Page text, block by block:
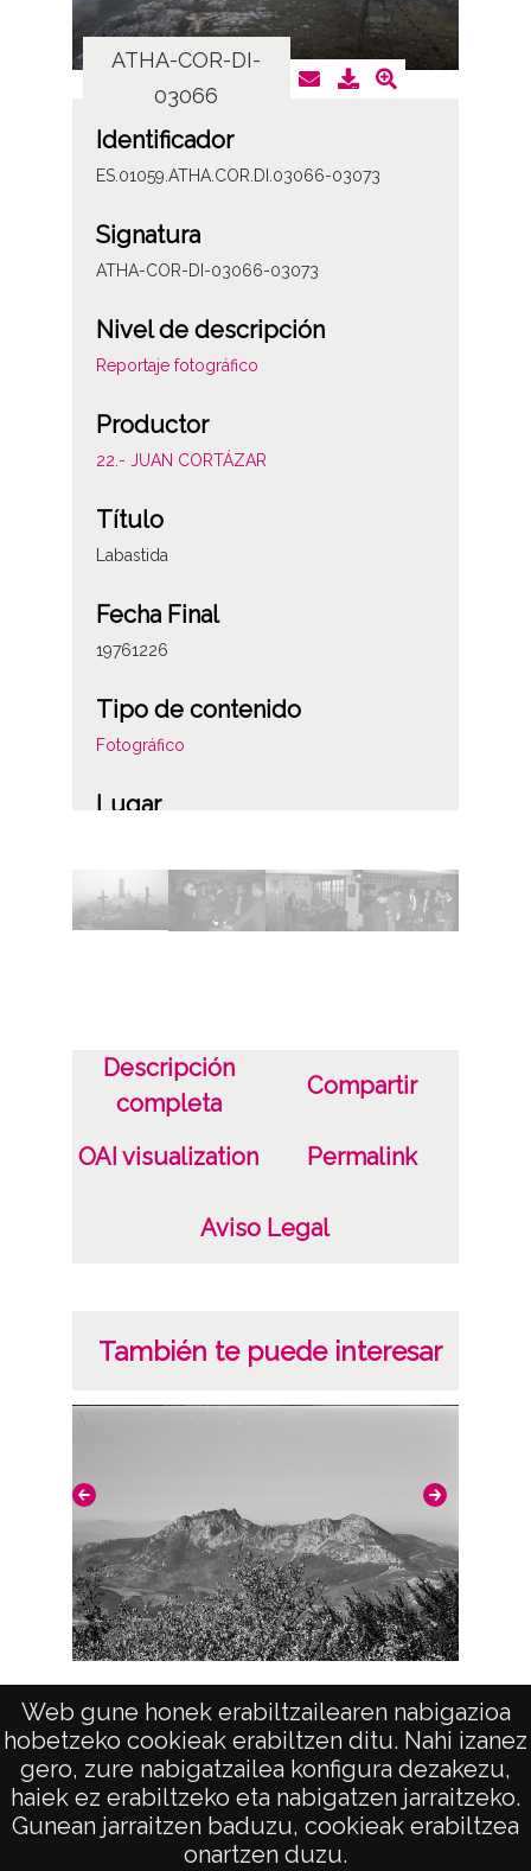
Web gune honek erabiltzailearen nabigazioa
hobetzeko cookieak erabiltzen ditu. Nahi izanez
gero, zure nabigatzailea konfigura dezakezu,
haiek ez erabiltzeko eta nabigatzen jarraitzeko.
Gunean jarraitzen baduzu, cookieak erabiltzea
onartzen duzu.
ATHA-COR-DI-
03066
Identificador
ES.01059.ATHA.COR.DI.03066-03073
Signatura
ATHA-COR-DI-03066-03073
Nivel de descripción
Reportaje fotográfico
Productor
22.- JUAN CORTÁZAR
Título
Labastida
Fecha Final
19761226
Tipo de contenido
Fotográfico
Lugar
Labastida / Bastida
Licencia de las imágenes
Descripción
completa
Compartir
OAI visualization Permalink
Aviso Legal
También te puede interesar
Toloño (Álava)